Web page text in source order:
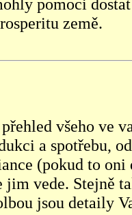
pomoci
země.
všeho ve
a spotřebu,
(pokud to
jim vede. Stejně
jsou detaily